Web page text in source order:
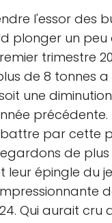
l'essor des
plonger un peu
trimestre
de 8 tonnes
une
précédente.
par cette
de plus
leur épingle du
Qui aurait cru